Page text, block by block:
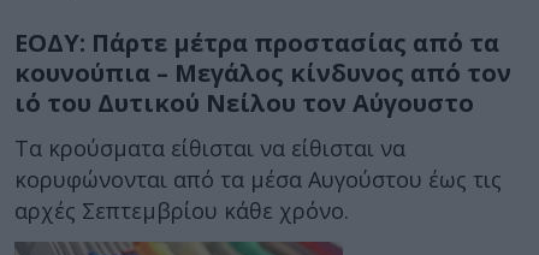
ΕΟΔΥ: Πάρτε μέτρα προστασίας από τα
κουνούπια – Μεγάλος κίνδυνος από τον
ιό του Δυτικού Νείλου τον Αύγουστο
Τα κρούσματα είθισται να είθισται να
κορυφώνονται από τα μέσα Αυγούστου έως τις
αρχές Σεπτεμβρίου κάθε χρόνο.